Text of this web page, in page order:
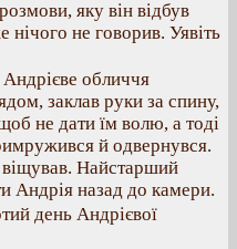
яку він відбув
нічого не говорив. Уявіть
обличчя
заклав руки за спину,
не дати їм волю, а тоді
й одвернувся.
віщував. Найстарший
Андрія назад до камери.
день Андрієвої